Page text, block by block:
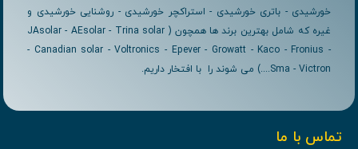
خورشیدی - باتری خورشیدی - استراکچر خورشیدی - روشنایی خورشیدی و
غیره که شامل بهترین برند ها همچون ( JAsolar - AEsolar - Trina solar
- Canadian solar - Voltronics - Epever - Growatt - Kaco - Fronius -
Sma - Victron....) می شوند را با افتخار داریم.
تماس با ما